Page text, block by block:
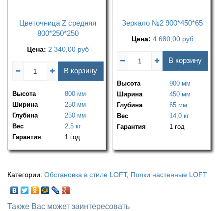
Цветочница Z средняя
800*250*250
Цена: 2 340,00 руб
В корзину
Высота
800 мм
Ширина
250 мм
Глубина
250 мм
Вес
2,5 кг
Гарантия
1 год
Зеркало №2 900*450*65
Цена: 4 680,00 руб
В корзину
Высота
900 мм
Ширина
450 мм
Глубина
65 мм
Вес
14,0 кг
Гарантия
1 год
Категории: Обстановка в стиле LOFT, Полки настенные LOFT
Также Вас может заинтересовать